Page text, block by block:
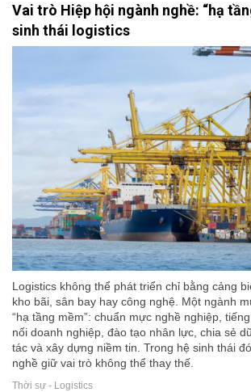
Vai trò Hiệp hội ngành nghề: “hạ
sinh thái logistics
Logistics không thể phát triển chỉ bằng cảng
kho bãi, sân bay hay công nghệ. Một ngành
“hạ tầng mềm”: chuẩn mực nghề nghiệp,
nối doanh nghiệp, đào tạo nhân lực, chia sẻ
tác và xây dựng niềm tin. Trong hệ sinh thái
nghề giữ vai trò không thể thay thế.
Thời sự - Logistics